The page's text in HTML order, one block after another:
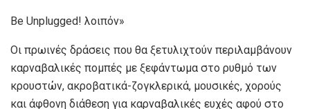
Be Unplugged! λοιπόν»
Οι πρωινές δράσεις που θα ξετυλιχτούν περιλαμβάνουν
καρναβαλικές πομπές με ξεφάντωμα στο ρυθμό των
κρουστών, ακροβατικά-ζογκλερικά, μουσικές, χορούς
και άφθονη διάθεση για καρναβαλικές ευχές αφού στο